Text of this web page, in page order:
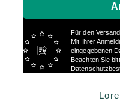
Für den
Mit Ihrer
eingegebenen
Beachten Sie